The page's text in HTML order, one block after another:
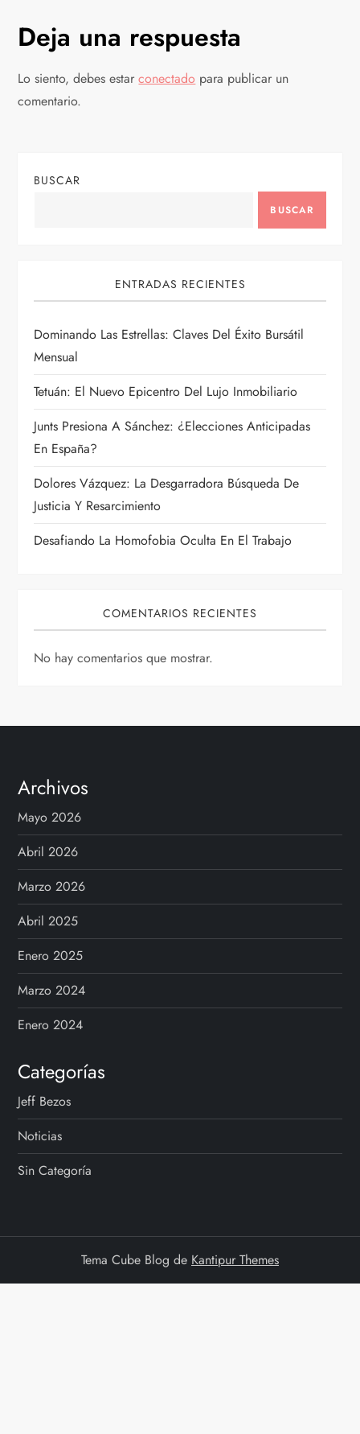
g
a
c
ó
e
e
n
t
r
a
d
Deja una respuesta
Lo siento, debes estarconectado para publicar un
comentario.
BUSCAR
BUSCAR
ENTRADAS RECIENTES
Dominando Las Estrellas: Claves Del Éxito Bursátil
Mensual
Tetuán: El Nuevo Epicentro Del Lujo Inmobiliario
Junts Presiona A Sánchez: ¿Elecciones Anticipadas
En España?
Dolores Vázquez: La Desgarradora Búsqueda De
Justicia Y Resarcimiento
Desafiando La Homofobia Oculta En El Trabajo
COMENTARIOS RECIENTES
No hay comentarios que mostrar.
Archivos
Mayo 2026
Abril 2026
Marzo 2026
Abril 2025
Enero 2025
Marzo 2024
Enero 2024
Categorías
Jeff Bezos
Noticias
Sin Categoría
Tema Cube Blog de Kantipur Themes